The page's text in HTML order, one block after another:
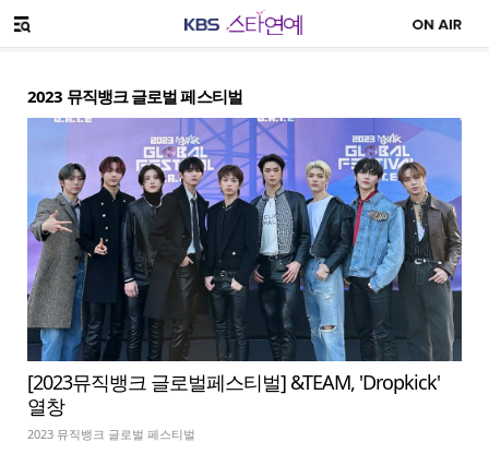
메뉴 열기
2023 뮤직뱅크 글로벌 페스티벌
[2023뮤직뱅크 글로벌페스티벌] &TEAM, 'Dropkick'
열창
2023 뮤직뱅크 글로벌 페스티벌